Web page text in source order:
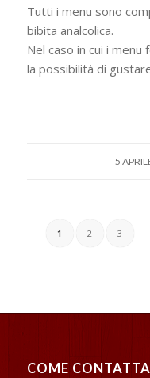
Tutti i menu sono
bibita analcolica.
Nel caso in cui i
la possibilità di
5 /
1 2 3
COME